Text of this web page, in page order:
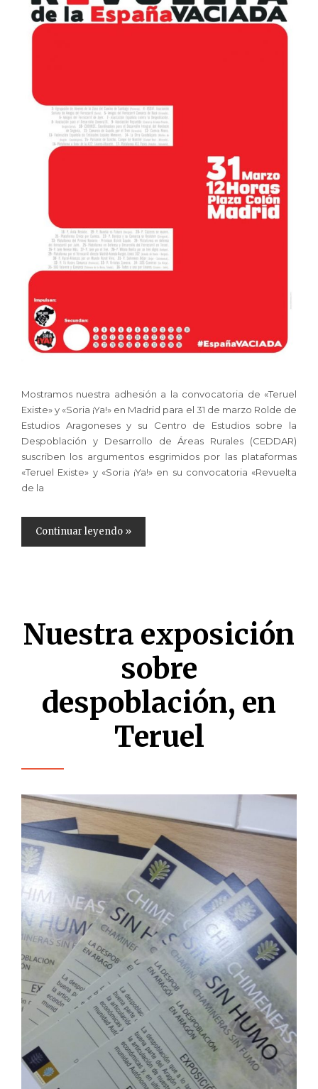
Mostramos nuestra adhesión a la convocatoria de «Teruel
Existe» y «Soria ¡Ya!» en Madrid para el 31 de marzo Rolde de
Estudios Aragoneses y su Centro de Estudios sobre la
Despoblación y Desarrollo de Áreas Rurales (CEDDAR)
suscriben los argumentos esgrimidos por las plataformas
«Teruel Existe» y «Soria ¡Ya!» en su convocatoria «Revuelta
de la
Continuar leyendo »
Nuestra exposición
sobre
despoblación, en
Teruel